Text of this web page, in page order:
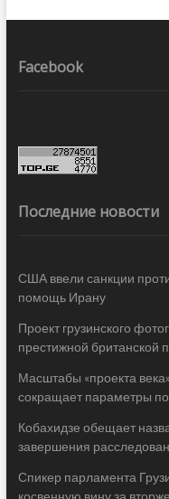
Facebook
Последние новости
США ввели санкции
помощь Ирану
Проект грузинского
престижной британской
Масштабы «проекта
сокращает параметры
Кобахидзе обещает
завершения
Спикер парламента